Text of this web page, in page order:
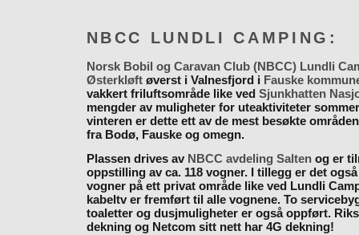
NBCC LUNDLI CAMPING:
Norsk Bobil og Caravan Club (NBCC) Lundli
Østerkløftøverst i Valnesfjord i Fauske
vakkert friluftsområde like ved Sjunkhatten
mengder av muligheter for uteaktiviteter
vinteren er dette ett av de mest besøkte
fra Bodø, Fauske og omegn.
Plassen drives av NBCC avdeling Saltenog er
oppstilling av ca. 118 vogner. I tillegg er det
vogner på ett privat område like ved Lundli
kabeltv er fremført til alle vognene. To
toaletter og dusjmuligheter er også oppført.
dekning og Netcom sitt nett har 4G dekning!